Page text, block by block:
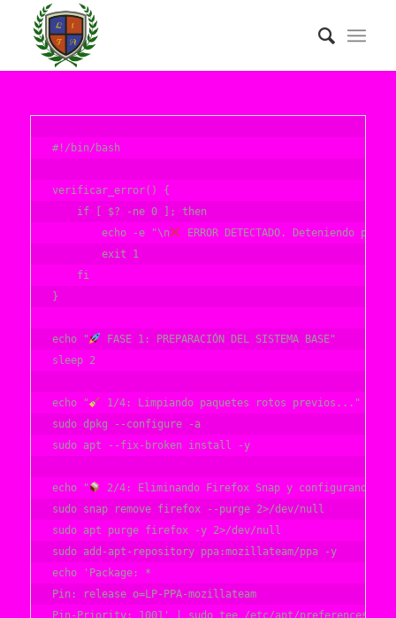
#!/bin/bash
verificar_error() {
    if [ $? -ne 0 ]; then
        echo -e "\n
ERROR DETECTADO. Deteniendo
        exit 1
    fi
}
echo "
FASE 1: PREPARACIÓN DEL SISTEMA BASE"
sleep 2
echo "
1/4: Limpiando paquetes rotos previos..."
sudo dpkg --configure -a
sudo apt --fix-broken install -y
echo "
2/4: Eliminando Firefox Snap y configurando
sudo snap remove firefox --purge 2>/dev/null
sudo apt purge firefox -y 2>/dev/null
sudo add-apt-repository ppa:mozillateam/ppa -y
echo 'Package: *
Pin: release o=LP-PPA-mozillateam
Pin-Priority: 1001' | sudo tee /etc/apt/preferences.d/